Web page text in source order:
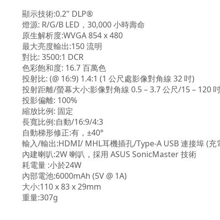
顯示技術:0.2" DLP®
燈源: R/G/B LED，30,000 小時壽命
原生解析度:WVGA 854 x 480
最大亮度輸出:150 流明
對比: 3500:1 DCR
色彩飽和度: 16.7 百萬色
投射比: (@ 16:9) 1.4:1 (1 公尺處影像對角線 32 吋)
投射距離/螢幕大小:影像對角線 0.5 – 3.7 公尺/15 – 120
投影偏離: 100%
縮放比例: 固定
長寬比例:自動/16:9/4:3
自動梯形修正:有，±40°
輸入/輸出:HDMI/ MHL耳機插孔/Type-A USB 連接埠 (充
內建喇叭:2W 喇叭，採用 ASUS SonicMaster 技術
耗電量 :小於24W
內部電池:6000mAh (5V @ 1A)
大小:110 x 83 x 29mm
重量:307g